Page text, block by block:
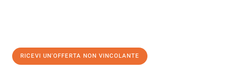
RICEVI UN'OFFERTA NON VINCOLANTE